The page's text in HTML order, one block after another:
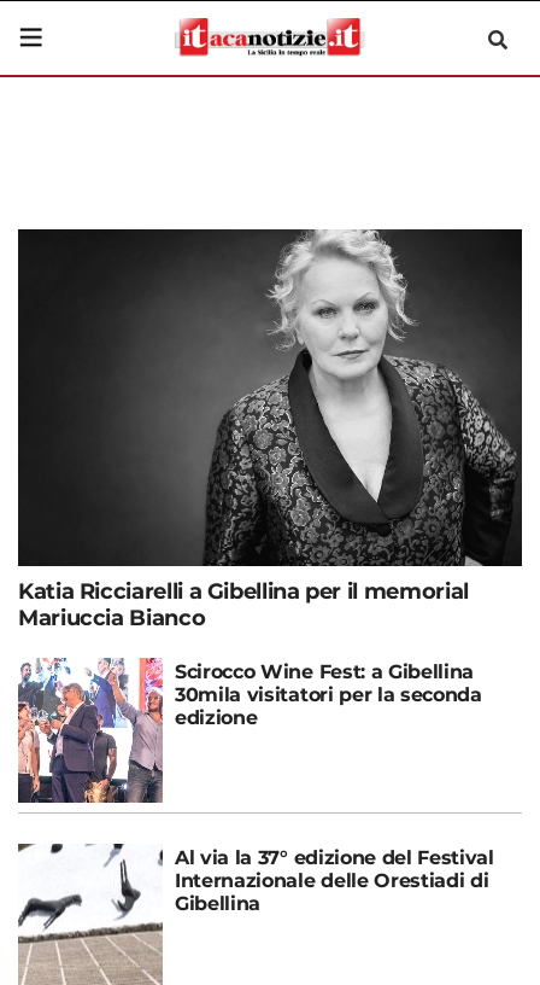
Katia Ricciarelli a Gibellina per il memorial
Mariuccia Bianco
Scirocco Wine Fest: a Gibellina
30mila visitatori per la seconda
edizione
Al via la 37° edizione del Festival
Internazionale delle Orestiadi di
Gibellina